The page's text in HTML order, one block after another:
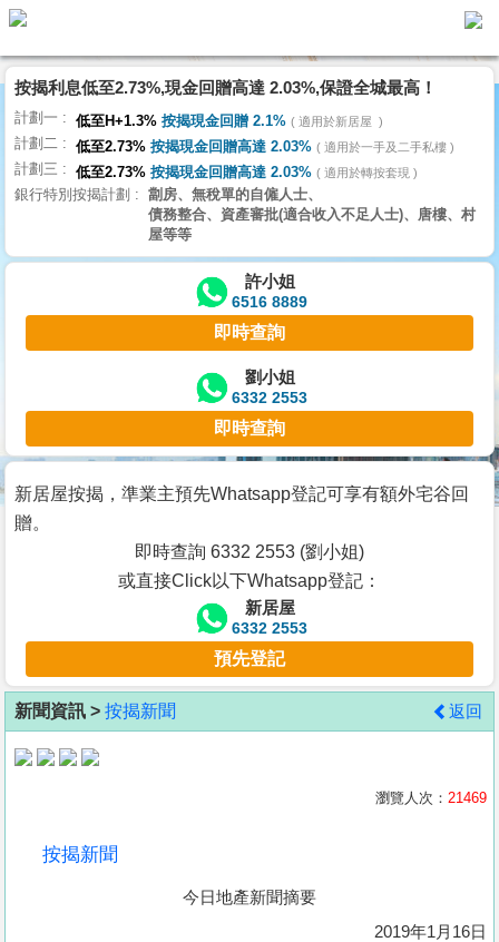
代
理
主
頁
搵
樓/
交
業
主
宅
谷
按
客
地
產
按揭利息低至2.73%,現金回贈高達 2.03%,保證全城最高！
計劃一 低至H+1.3% 按揭現金回贈 2.1% 適用於新居屋
計劃二 低至2.73% 按揭現金回贈高達 2.03% 適用於一手及二手私樓
計劃三 低至2.73% 按揭現金回贈高達 2.03% 適用於轉按套現
銀行特別按揭計劃
劏房、無稅單的自僱人士、
債務整合、資產審批(適合收入不足人士)、唐樓、村
屋等等
許小姐
6516 8889
即時查詢
劉小姐
6332 2553
即時查詢
新居屋按揭，準業主預先Whatsapp登記可享有額外宅谷回
贈。
即時查詢 6332 2553 (劉小姐)
或直接Click以下Whatsapp登記：
新居屋
6332 2553
預先登記
新聞資訊 > 按揭新聞 返回
瀏覽人次： 21469
按揭新聞
今日地產新聞摘要
2019年1月16日